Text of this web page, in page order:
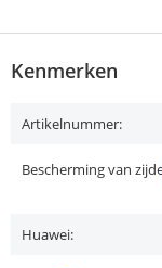
Kenmerken
Artikelnummer:
Bescherming van
Huawei: